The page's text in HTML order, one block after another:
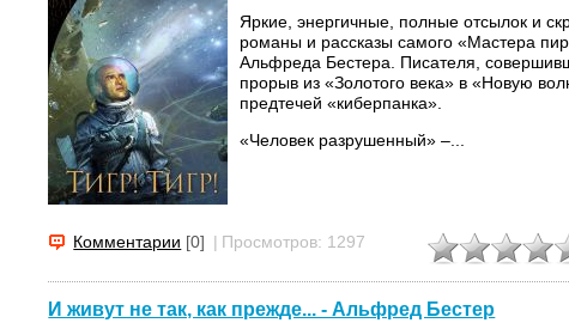
Яркие, энергичные, полные отсылок и
романы и рассказы самого «Мастера
Альфреда Бестера. Писателя,
прорыв из «Золотого века» в «Новую
предтечей «киберпанка».
«Человек разрушенный» –...
Комментарии [0] | Просмотров: 1297
И живут не так, как прежде... - Альфред Бестер